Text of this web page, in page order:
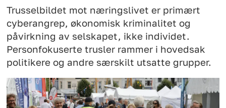
Trusselbildet mot næringslivet er primært
cyberangrep, økonomisk kriminalitet og
påvirkning av selskapet, ikke individet.
Personfokuserte trusler rammer i hovedsak
politikere og andre særskilt utsatte grupper.